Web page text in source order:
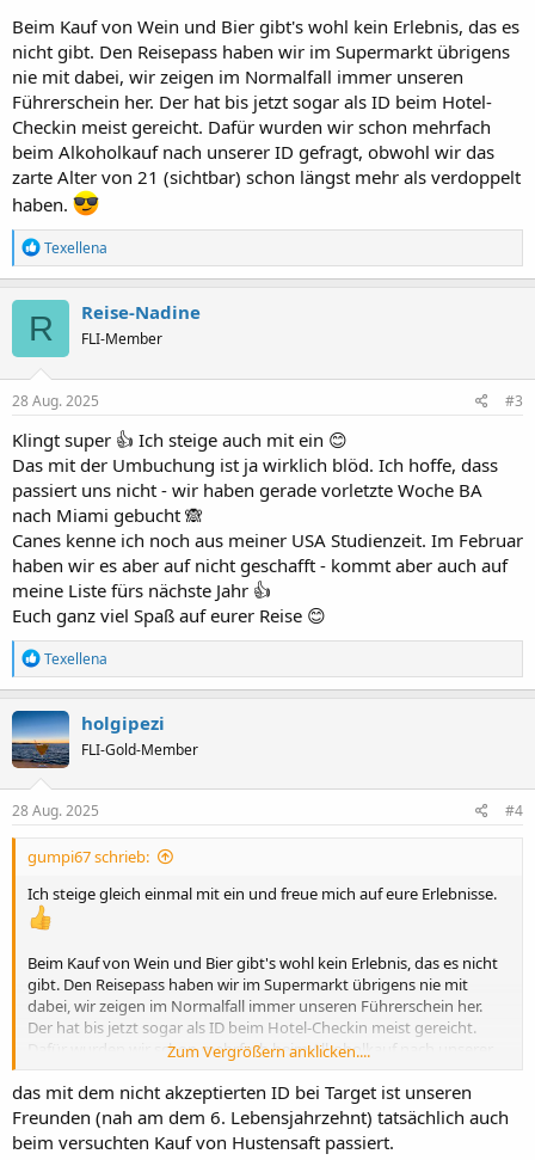
Beim Kauf von Wein und Bier gibt's wohl kein Erlebnis, das es
nicht gibt. Den Reisepass haben wir im Supermarkt übrigens
nie mit dabei, wir zeigen im Normalfall immer unseren
Führerschein her. Der hat bis jetzt sogar als ID beim Hotel-
Checkin meist gereicht. Dafür wurden wir schon mehrfach
beim Alkoholkauf nach unserer ID gefragt, obwohl wir das
zarte Alter von 21 (sichtbar) schon längst mehr als verdoppelt
haben.
R
e
a
k
t
i
o
n
e
:
Texellena
R Reise-Nadine
FLI-Member
28 Aug. 2025 #3
Klingt super 👍 Ich steige auch mit ein 😊
Das mit der Umbuchung ist ja wirklich blöd. Ich hoffe, dass
passiert uns nicht - wir haben gerade vorletzte Woche BA
nach Miami gebucht 🙈
Canes kenne ich noch aus meiner USA Studienzeit. Im Februar
haben wir es aber auf nicht geschafft - kommt aber auch auf
meine Liste fürs nächste Jahr 👍
Euch ganz viel Spaß auf eurer Reise 😊
R
e
a
k
t
i
o
n
e
Texellena
holgipezi
FLI-Gold-Member
28 Aug. 2025 #4
gumpi67 schrieb:
Ich steige gleich einmal mit ein und freue mich auf eure Erlebnisse.
Beim Kauf von Wein und Bier gibt's wohl kein Erlebnis, das es nicht
gibt. Den Reisepass haben wir im Supermarkt übrigens nie mit
dabei, wir zeigen im Normalfall immer unseren Führerschein her.
Der hat bis jetzt sogar als ID beim Hotel-Checkin meist gereicht.
Dafür wurden wir schon mehrfach beim Alkoholkauf nach unserer
mehr als verdoppelt haben.
Zum Vergrößern anklicken....
das mit dem nicht akzeptierten ID bei Target ist unseren
Freunden (nah am dem 6. Lebensjahrzehnt) tatsächlich auch
beim versuchten Kauf von Hustensaft passiert.